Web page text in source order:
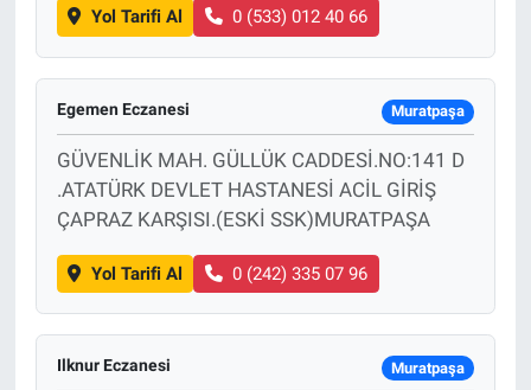
Yol Tarifi Al 0 (533) 012 40 66
Egemen Eczanesi Muratpaşa
GÜVENLİK MAH. GÜLLÜK CADDESİ.NO:141 D
.ATATÜRK DEVLET HASTANESİ ACİL GİRİŞ
ÇAPRAZ KARŞISI.(ESKİ SSK)MURATPAŞA
Yol Tarifi Al 0 (242) 335 07 96
Ilknur Eczanesi Muratpaşa